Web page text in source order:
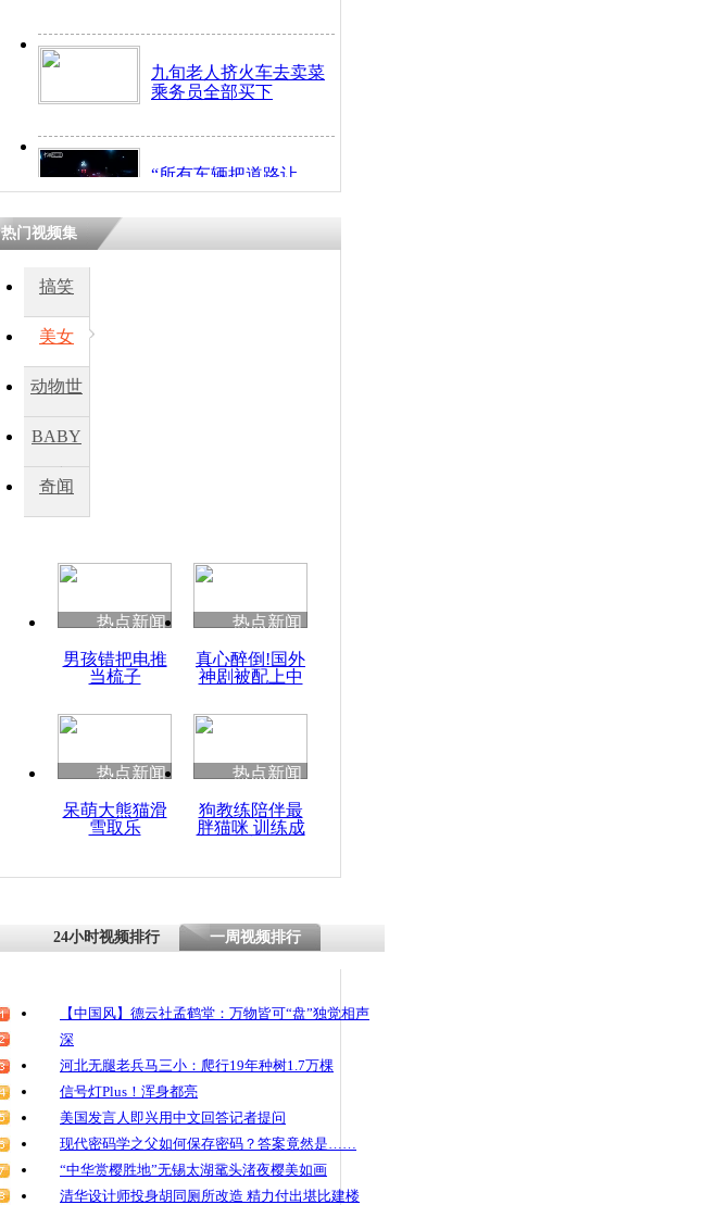
九旬老人挤火车去卖菜
乘务员全部买下
“所有车辆把道路让
开！”儿童突发疾病交
因
度苗族花山节
魂
热门视频集
搞笑
美女
动物世
BABY
秀
奇闻
热点新闻
男孩错把电推
当梳子
热点新闻
真心醉倒!国外
神剧被配上中
热点新闻
呆萌大熊猫滑
雪取乐
热点新闻
狗教练陪伴最
胖猫咪 训练成
24小时视频排行 一周视频排行
【中国风】德云社孟鹤堂：万物皆可“盘”独觉相声
深
河北无腿老兵马三小：爬行19年种树1.7万棵
信号灯Plus！浑身都亮
美国发言人即兴用中文回答记者提问
现代密码学之父如何保存密码？答案竟然是……
“中华赏樱胜地”无锡太湖鼋头渚夜樱美如画
清华设计师投身胡同厕所改造 精力付出堪比建楼